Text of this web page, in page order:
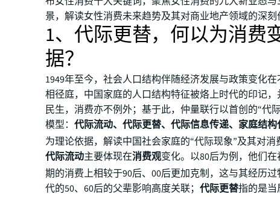
景，解读女性消费未来趋势及其对商业地产领域的深刻
1、代际更替，何以为消费
据？
1949年至今，社会人口结构伴随经济发展与政策变化
相径庭，中国家庭的人口结构特征被烙上时代的印记
民生，消费亦不例外；基于此，仲量联行以首创的“代
模型：代际流动、代际更替、代际信息传递、家庭结
为理论依据，解读中国社会家庭的“代际现象”及其对消
代际流动主要体现在消费观变化。以80后为例，他们
期的消费上相较于90后、00后更加克制，这与其经历
代的50、60后的父辈影响高度关联；代际更替指的是